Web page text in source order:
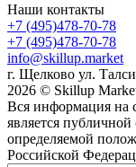
Наши контакты
+7 (495)478-70-78
+7 (495)478-70-78
info@skillup.market
г. Щелково ул.
2026 © Skillup
Вся информация на
является публичной
определяемой
Российской